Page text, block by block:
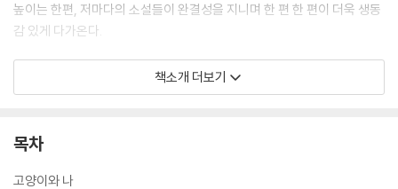
높이는 한편, 저마다의 소설들이 완결성을 지니며 한 편 한 편이 더욱 생동
감 있게 다가온다.
고양이가 된 존재와의 사랑을 보여주는 이 책을 통해 우리는 그간 사회가
‘사랑’이라는 관념을 얼마나 협소히 바라보았는지를 깨달음과 동시에, 그
의 가능성을 탐구해볼 도전적인 상상력을 거머쥐게 될 것이다.
책소개 더보기
목차
고양이와 나